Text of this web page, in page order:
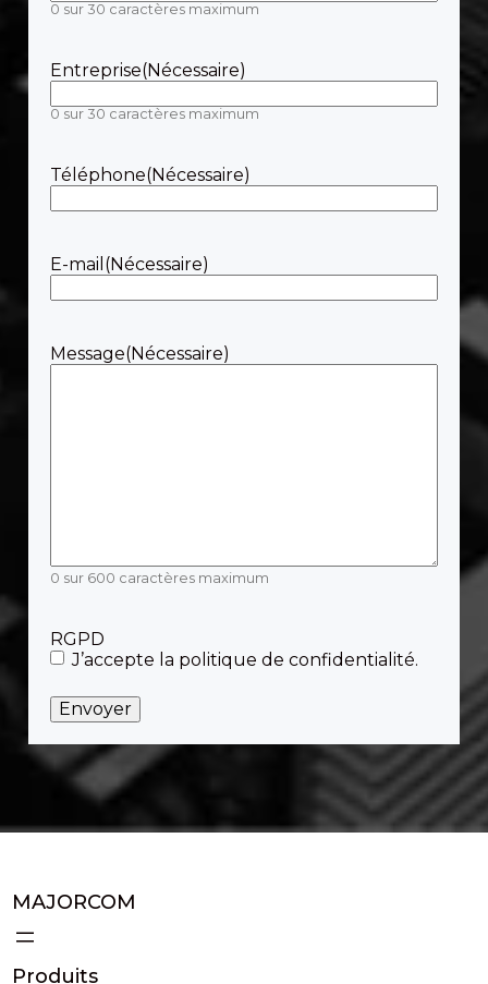
0 sur 30 caractères maximum
Entreprise(Nécessaire)
0 sur 30 caractères maximum
Téléphone(Nécessaire)
E-mail (Nécessaire)
Message(Nécessaire)
0 sur 600 caractères maximum
RGPD
J’accepte la politique de confidentialité.
MAJORCOM
Produits